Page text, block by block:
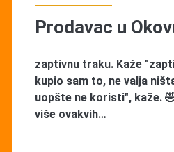
Prodavac u
zaptivnu traku. Kaže
kupio sam to, ne valja
uopšte ne koristi", kaže.
više ovakvih…